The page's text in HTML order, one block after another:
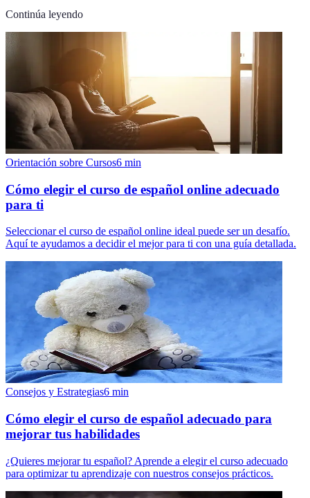
Continúa leyendo
Orientación sobre Cursos6 min
Cómo elegir el curso de español online adecuado
para ti
Seleccionar el curso de español online ideal puede ser un desafío.
Aquí te ayudamos a decidir el mejor para ti con una guía detallada.
Consejos y Estrategias6 min
Cómo elegir el curso de español adecuado para
mejorar tus habilidades
¿Quieres mejorar tu español? Aprende a elegir el curso adecuado
para optimizar tu aprendizaje con nuestros consejos prácticos.